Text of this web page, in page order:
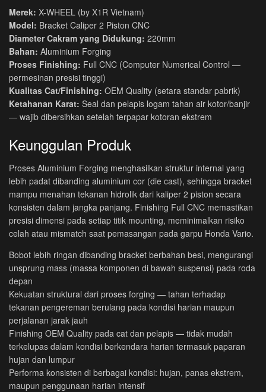
Merek: X-WHEEL (by X1R Vietnam)
Model: Bracket Caliper 2 Piston CNC
Diameter Cakram yang Didukung: 220mm
Bahan: Aluminium Forging
Proses Finishing: Full CNC (Computer Numerical Control —
permesinan presisi tinggi)
Kualitas Cat/Finishing: OEM Quality (setara standar pabrik)
Ketahanan Karat: Seal dan pelapis logam tahan air kotor/banjir
— wajib dibersihkan setelah terpapar kotoran ekstrem
Keunggulan Produk
Proses Aluminium Forging menghasilkan struktur internal yang
lebih padat dibanding aluminium cor (die cast), sehingga bracket
mampu menahan tekanan hidrolik dari kaliper 2 piston secara
konsisten dalam jangka panjang. Finishing Full CNC memastikan
presisi dimensi pada setiap titik mounting, meminimalkan risiko
celah atau mismatch saat pemasangan pada garpu Honda Vario.
Bobot lebih ringan dibanding bracket berbahan besi, mengurangi
unsprung mass (massa komponen di bawah suspensi) pada roda
depan
Kekuatan struktural dari proses forging — tahan terhadap
tekanan pengereman berulang pada kondisi harian maupun
perjalanan jarak jauh
Finishing OEM Quality pada cat dan pelapis — tidak mudah
terkelupas dalam kondisi berkendara harian termasuk paparan
hujan dan lumpur
Performa konsisten di berbagai kondisi: hujan, panas ekstrem,
maupun penggunaan harian intensif